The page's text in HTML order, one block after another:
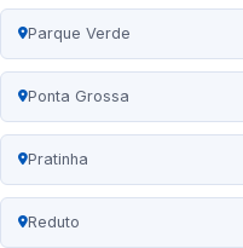
Parque Verde
Ponta Grossa
Pratinha
Reduto